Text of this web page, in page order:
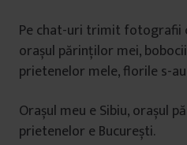
Pe chat-uri trimit fotografii
orașul părinților mei,
prietenelor mele, florile s-
Orașul meu e Sibiu, orașul
prietenelor e București.